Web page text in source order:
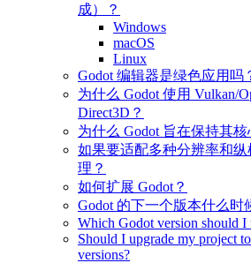
成）？
Windows
macOS
Linux
Godot 编辑器是绿色应用吗
为什么 Godot 使用 Vulkan/
Direct3D？
为什么 Godot 旨在保持其
如果要适配多种分辨率和
理？
如何扩展 Godot？
Godot 的下一个版本什么时
Which Godot version should I
Should I upgrade my project
versions?